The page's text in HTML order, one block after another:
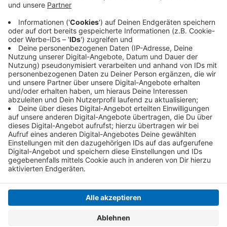
Virus aber gerade nicht nach Deutschland
anderen Spielort aus. Wie auch RB Leipzig will
Gladbach in Budapest in Ungarn spielen.
Veröffentlicht: Dienstag, 09.02.2021 06:08
Anzeige
Anzeige